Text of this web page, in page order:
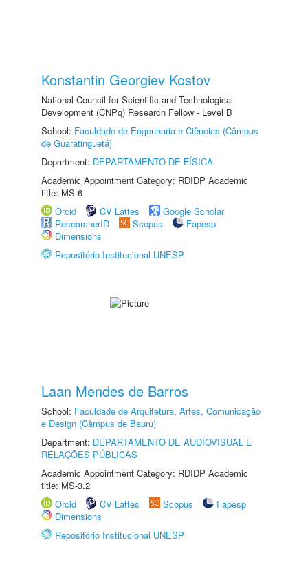
Konstantin Georgiev Kostov
National Council for Scientific and Technological
Development (CNPq) Research Fellow - Level B
School: Faculdade de Engenharia e Ciências (Câmpus
de Guaratinguetá)
Department: DEPARTAMENTO DE FÍSICA
Academic Appointment Category: RDIDP Academic
title: MS-6
Orcid
CV Lattes
Google Scholar
ResearcherID
Scopus
Fapesp
Dimensions
Repositório Institucional UNESP
Laan Mendes de Barros
School: Faculdade de Arquitetura, Artes, Comunicação
e Design (Câmpus de Bauru)
Department: DEPARTAMENTO DE AUDIOVISUAL E
RELAÇÕES PÚBLICAS
Academic Appointment Category: RDIDP Academic
title: MS-3.2
Orcid
CV Lattes Scopus
Fapesp
Dimensions
Repositório Institucional UNESP